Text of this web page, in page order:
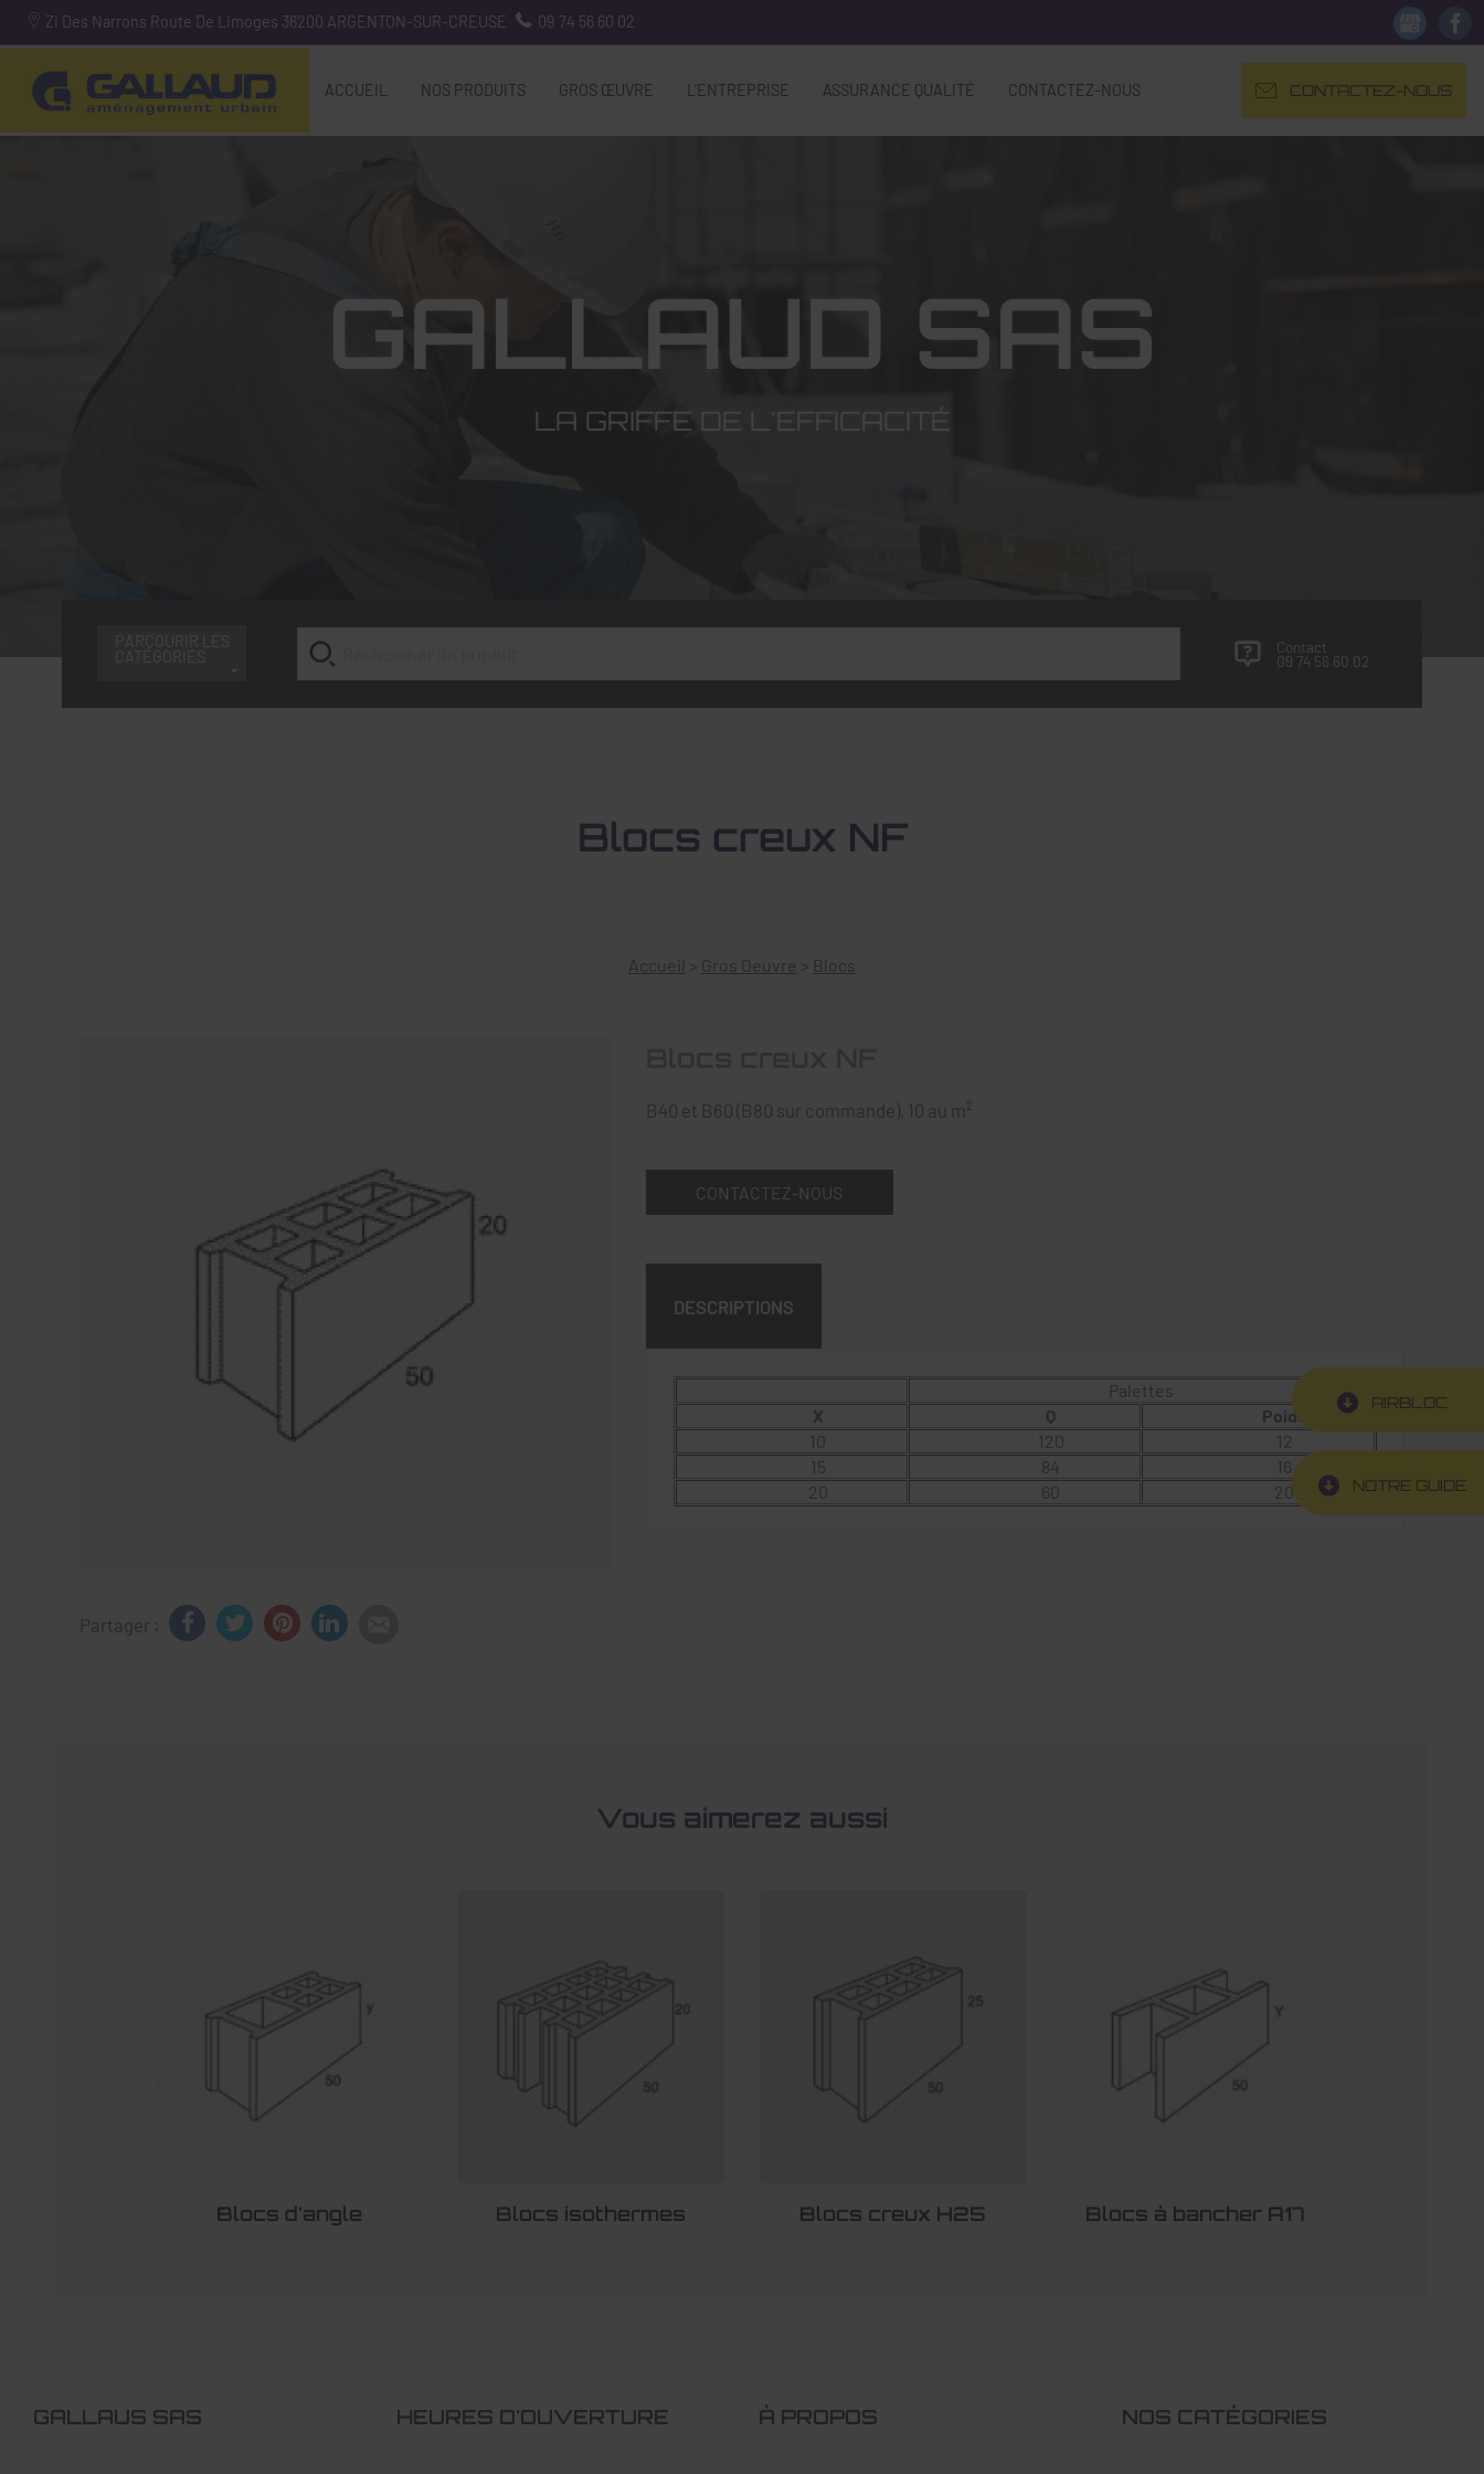
Zi Des Narrons Route De Limoges 36200 ARGENTON-SUR-CREUSE 09 74 56 60 02
ACCUEIL NOS PRODUITS GROS ŒUVRE L'ENTREPRISE ASSURANCE QUALITÉ CONTACTEZ-NOUS CONTACTEZ-NOUS
GALLAUD SAS
LA GRIFFE DE L'EFFICACITÉ
AIRBLOC
NOTRE GUIDE
Contact
09 74 56 60 02
Blocs creux NF
Accueil > Gros Oeuvre > Blocs
B40 et B60 (B80 sur commande), 10 au m²
CONTACTEZ-NOUS
DESCRIPTIONS
Palettes
X
Q
Poids
10
120
12
15
84
16
20
60 20
Partager :
Vous aimerez aussi
Blocs d'angle Blocs isothermes Blocs creux H25 Blocs à bancher A17
GALLAUS SAS HEURES D'OUVERTURE À PROPOS NOS CATÉGORIES